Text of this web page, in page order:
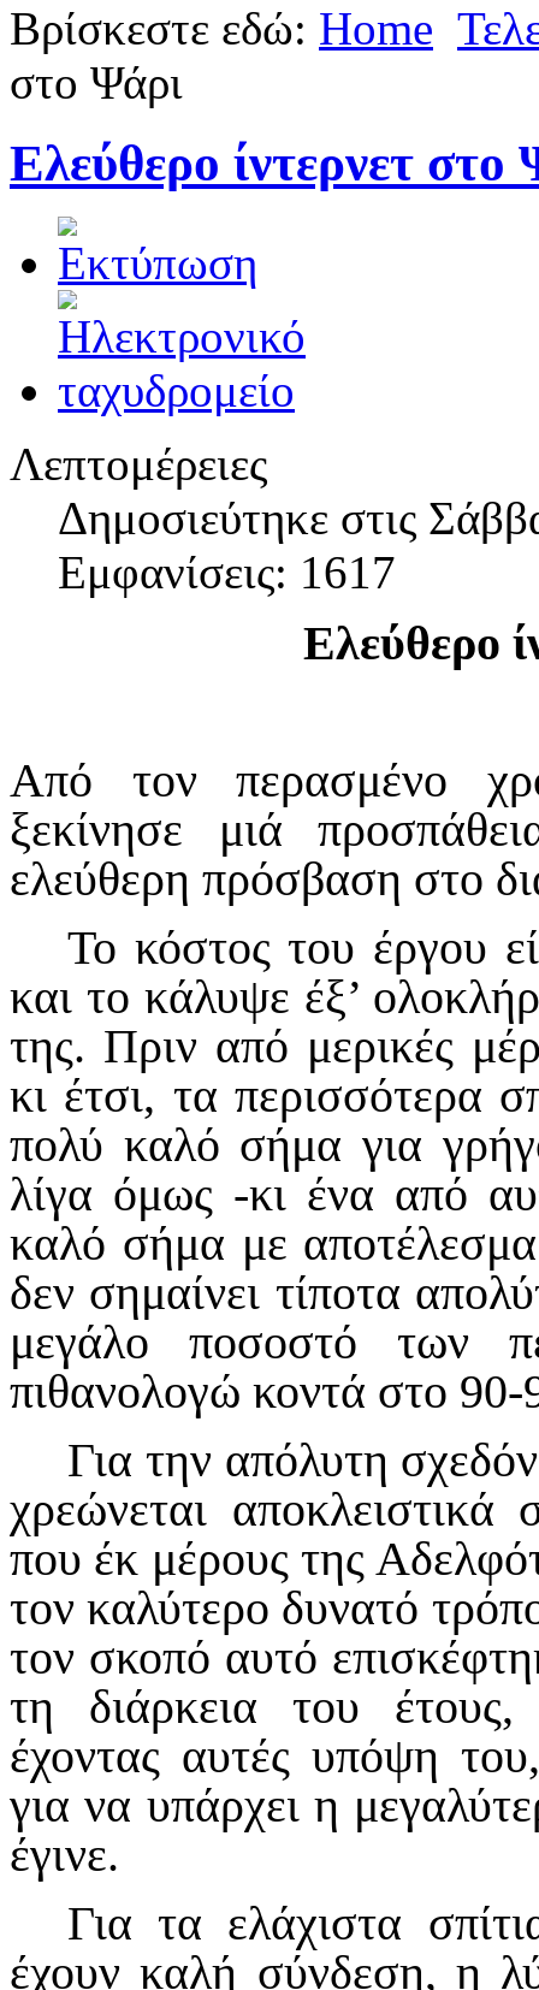
Βρίσκεστε εδώ: Home
στο Ψάρι
Ελεύθερο ίντερνετ στο
Λεπτομέρειες
Δημοσιεύτηκε στις
Εμφανίσεις: 1617
Ελεύθερο
Από τον περασμένο
ξεκίνησε μιά
ελεύθερη πρόσβαση στο
Το κόστος του έργου
και το κάλυψε έξ’
της. Πριν από μερικές
κι έτσι, τα περισσότερα
πολύ καλό σήμα για
λίγα όμως -κι ένα από
καλό σήμα με
δεν σημαίνει τίποτα
μεγάλο ποσοστό των
πιθανολογώ κοντά στο
Για την απόλυτη
χρεώνεται
που έκ μέρους της
τον καλύτερο δυνατό
τον σκοπό αυτό
τη διάρκεια του έτους,
έχοντας αυτές υπόψη
για να υπάρχει η
έγινε.
Για τα ελάχιστα
έχουν καλή σύνδεση, η